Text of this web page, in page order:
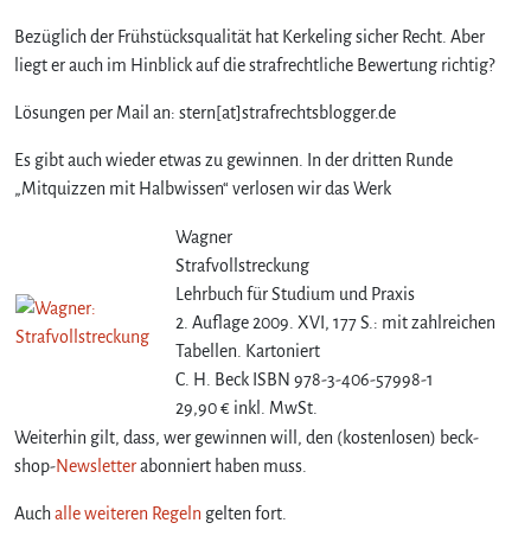
Bezüglich der Frühstücksqualität hat Kerkeling sicher Recht. Aber
liegt er auch im Hinblick auf die strafrechtliche Bewertung richtig?
Lösungen per Mail an: stern[at]strafrechtsblogger.de
Es gibt auch wieder etwas zu gewinnen. In der dritten Runde
„Mitquizzen mit Halbwissen“ verlosen wir das Werk
Wagner
Strafvollstreckung
Lehrbuch für Studium und Praxis
2. Auflage 2009. XVI, 177 S.: mit zahlreichen
Tabellen. Kartoniert
C. H. Beck ISBN 978-3-406-57998-1
29,90 € inkl. MwSt.
Weiterhin gilt, dass, wer gewinnen will, den (kostenlosen) beck-
shop-Newsletterabonniert haben muss.
Auchalle weiteren Regeln gelten fort.